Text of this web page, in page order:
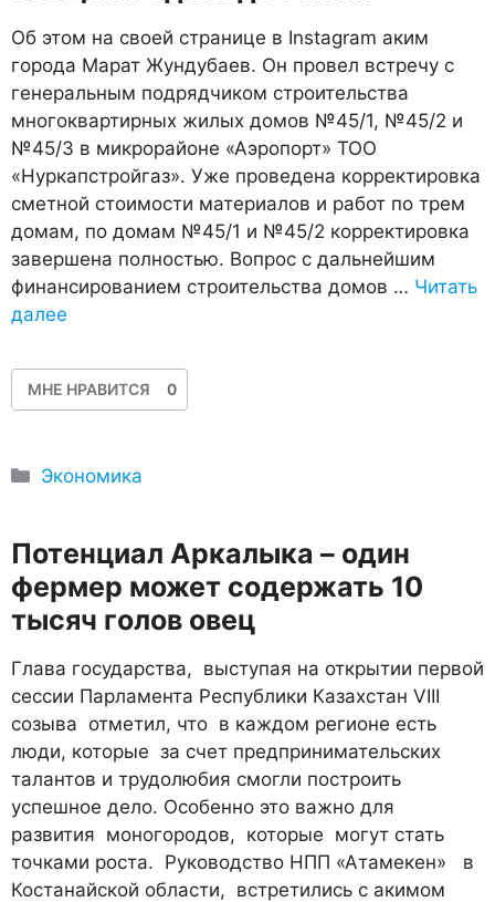
Об этом на своей странице в Instagram аким
города Марат Жундубаев. Он провел встречу с
генеральным подрядчиком строительства
многоквартирных жилых домов №45/1, №45/2 и
№45/3 в микрорайоне «Аэропорт» ТОО
«Нуркапстройгаз». Уже проведена корректировка
сметной стоимости материалов и работ по трем
домам, по домам №45/1 и №45/2 корректировка
завершена полностью. Вопрос с дальнейшим
финансированием строительства домов … Читать
далее
МНЕ НРАВИТСЯ 0
Рубрики
Экономика
​Потенциал Аркалыка – один
фермер может содержать 10
тысяч голов овец
Глава государства, выступая на открытии первой
сессии Парламента Республики Казахстан VIII
созыва отметил, что в каждом регионе есть
люди, которые за счет предпринимательских
талантов и трудолюбия смогли построить
успешное дело. Особенно это важно для
развития моногородов, которые могут стать
точками роста. Руководство НПП «Атамекен» в
Костанайской области, встретились с акимом